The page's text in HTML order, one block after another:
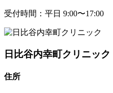
受付時間：平日 9:00〜17:00
日比谷内幸町クリニック
住所